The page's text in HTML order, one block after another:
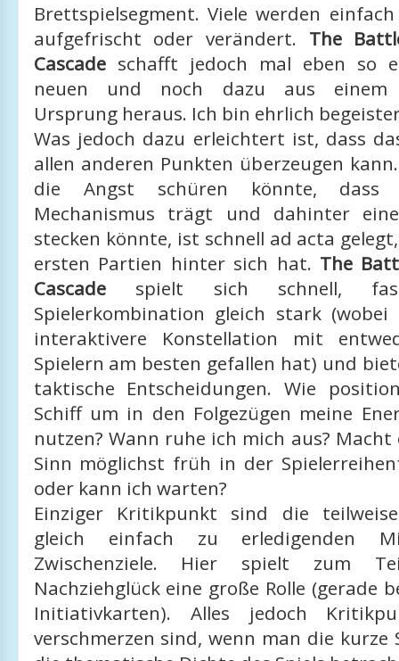
Brettspielsegment. Viele werden
aufgefrischt oder verändert. The
Cascadeschafft jedoch mal eben so
neuen und noch dazu aus einem
Ursprung heraus. Ich bin ehrlich
Was jedoch dazu erleichtert ist, dass
allen anderen Punkten überzeugen
die Angst schüren könnte, dass
Mechanismus trägt und dahinter
stecken könnte, ist schnell ad acta
ersten Partien hinter sich hat. The
Cascadespielt sich schnell,
Spielerkombination gleich stark
interaktivere Konstellation mit
Spielern am besten gefallen hat) und
taktische Entscheidungen. Wie
Schiff um in den Folgezügen meine
nutzen? Wann ruhe ich mich aus?
Sinn möglichst früh in der
oder kann ich warten?
Einziger Kritikpunkt sind die
gleich einfach zu erledigenden
Zwischenziele. Hier spielt zum
Nachziehglück eine große Rolle (gerade
Initiativkarten). Alles jedoch
verschmerzen sind, wenn man die kurze